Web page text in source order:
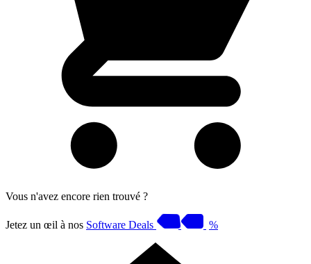
Vous n'avez encore rien trouvé ?
Jetez un œil à nos Software Deals %